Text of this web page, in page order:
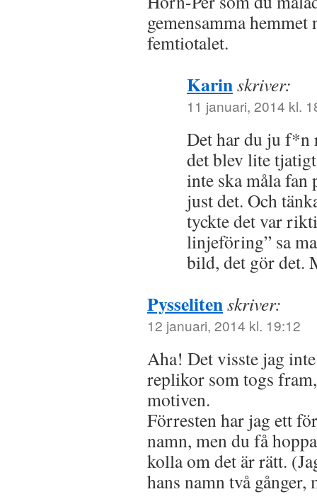
gemensamma hemmet
femtiotalet.
Karinskriver:
11 januari, 2014 kl.
Det har du ju f*n
det blev lite
inte ska måla fan
just det. Och
tyckte det var
linjeföring” sa
bild, det gör det.
Pysselitenskriver:
12 januari, 2014 kl. 19:12
Aha! Det visste jag
replikor som togs
motiven.
Förresten har jag ett
namn, men du få
kolla om det är rätt.
hans namn två